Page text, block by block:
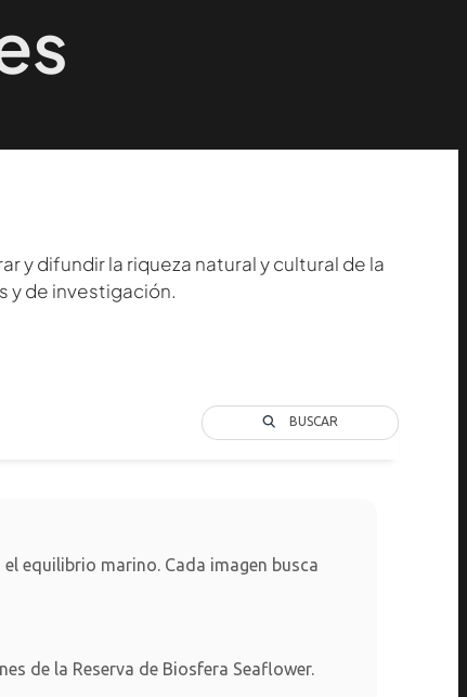
y difundir la riqueza natural y cultural de la
y de investigación.
BUSCAR
equilibrio marino. Cada imagen busca
de la Reserva de Biosfera Seaflower.